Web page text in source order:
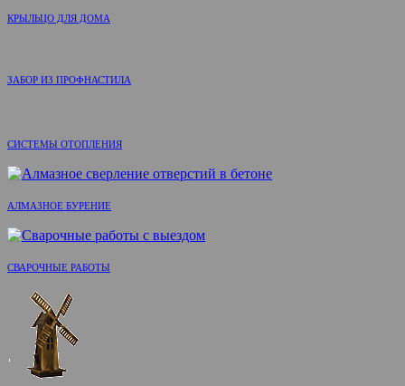
КРЫЛЬЦО ДЛЯ ДОМА
ЗАБОР ИЗ ПРОФНАСТИЛА
СИСТЕМЫ ОТОПЛЕНИЯ
АЛМАЗНОЕ БУРЕНИЕ
СВАРОЧНЫЕ РАБОТЫ